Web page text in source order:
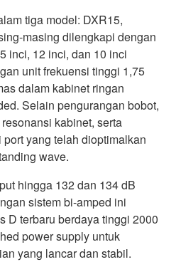
tiga model: DXR15,
masing dilengkapi dengan
inci, 12 inci, dan 10 inci
unit frekuensi tinggi 1,75
dalam kabinet ringan
Selain pengurangan bobot,
kabinet, serta
yang telah dioptimalkan
wave.
hingga 132 dan 134 dB
sistem bi-amped ini
D terbaru berdaya tinggi 2000
power supply untuk
yang lancar dan stabil.